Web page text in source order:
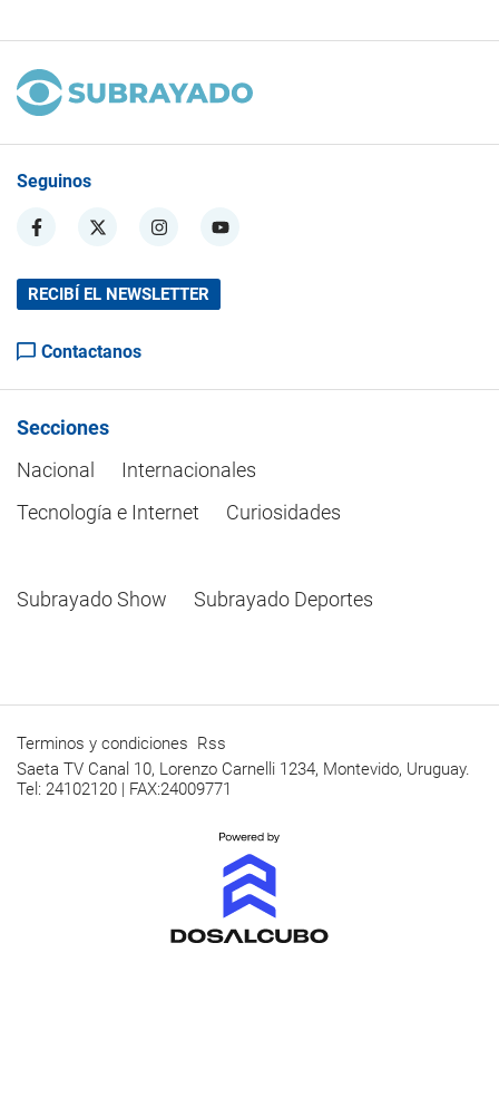
Seguinos
RECIBÍ EL NEWSLETTER
Contactanos
Secciones
Nacional
Internacionales
Tecnología e Internet
Curiosidades
Subrayado Show Subrayado Deportes
Terminos y condiciones Rss
Saeta TV Canal 10, Lorenzo Carnelli 1234, Montevido, Uruguay.
Tel: 24102120 | FAX:24009771